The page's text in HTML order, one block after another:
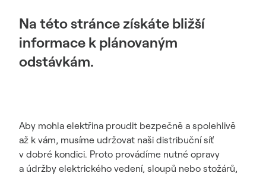
Na této stránce získáte bližší
informace k plánovaným
odstávkám.
Aby mohla elektřina proudit bezpečně a spolehlivě
až k vám, musíme udržovat naši distribuční síť
v dobré kondici. Proto provádíme nutné opravy
a údržby elektrického vedení, sloupů nebo stožárů,